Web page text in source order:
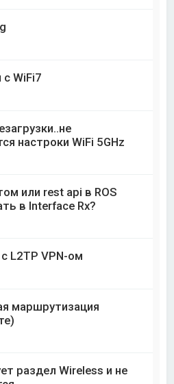
WiFi7
настроки WiFi 5GHz
или rest api в ROS
в Interface Rx?
L2TP VPN-ом
маршрутизация
раздел Wireless и не